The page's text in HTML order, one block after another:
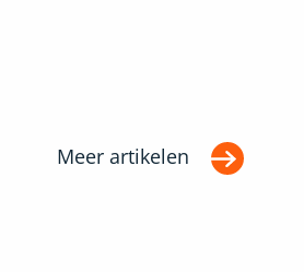
Meer artikelen